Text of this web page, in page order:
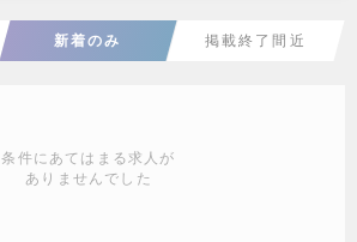
新着のみ 掲載終了間近
条件にあてはまる求人が
ありませんでした